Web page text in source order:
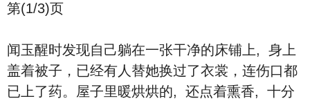
第(1/3)页
闻玉醒时发现自己躺在一张干净的床铺上, 身上
盖着被子，已经有人替她换过了衣裳，连伤口都
已上了药。屋子里暖烘烘的, 还点着熏香, 十分